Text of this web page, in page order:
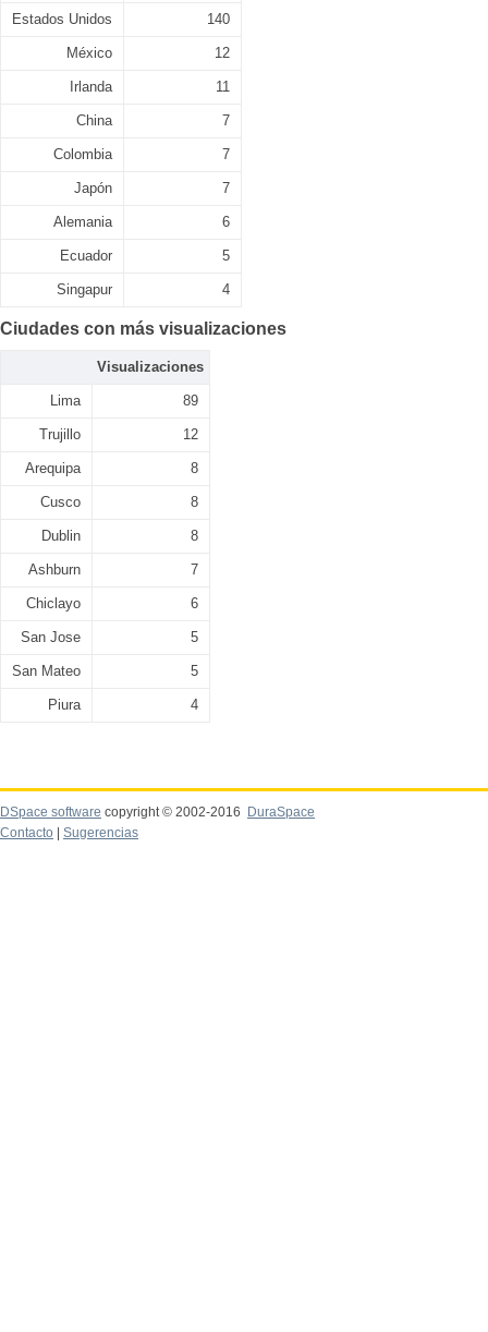
Estados Unidos 140
México 12
Irlanda 11
China 7
Colombia 7
Japón 7
Alemania 6
Ecuador 5
Singapur 4
Ciudades con más visualizaciones
Visualizaciones
Lima 89
Trujillo 12
Arequipa 8
Cusco 8
Dublin 8
Ashburn 7
Chiclayo 6
San Jose 5
San Mateo 5
Piura 4
DSpace software copyright © 2002-2016
DuraSpace
Contacto
Sugerencias